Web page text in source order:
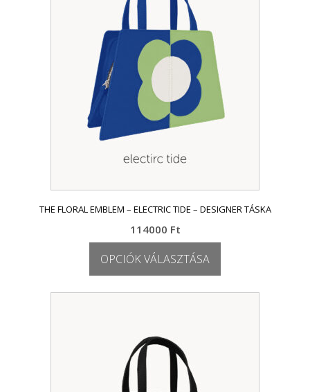
változatok
a
termékoldalon
választhatók
THE FLORAL EMBLEM – ELECTRIC TIDE – DESIGNER TÁSKA
114000 Ft
OPCIÓK VÁLASZTÁSA
a
variációja
van.
változatok